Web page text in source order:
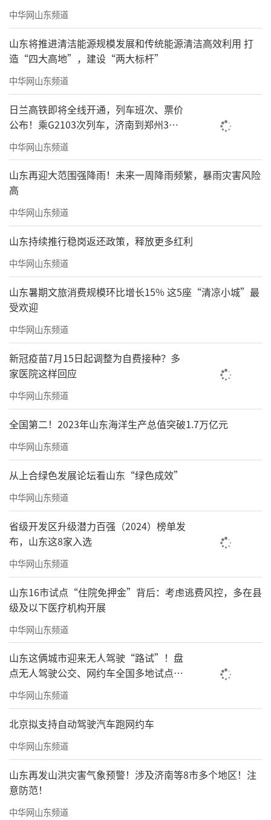
中华网山东频道
山东将推进清洁能源规模发展和传统能源清洁高效利用 打
造“四大高地”，建设“两大标杆”
中华网山东频道
日兰高铁即将全线开通，列车班次、票价
公布！乘G2103次列车，济南到郑州3小
时到达
中华网山东频道
山东再迎大范围强降雨！未来一周降雨频繁，暴雨灾害风险
高
中华网山东频道
山东持续推行稳岗返还政策，释放更多红利
中华网山东频道
山东暑期文旅消费规模环比增长15% 这5座“清凉小城”最
受欢迎
中华网山东频道
新冠疫苗7月15日起调整为自费接种？多
家医院这样回应
中华网山东频道
全国第二！2023年山东海洋生产总值突破1.7万亿元
中华网山东频道
从上合绿色发展论坛看山东“绿色成效”
中华网山东频道
省级开发区升级潜力百强（2024）榜单发
布，山东这8家入选
中华网山东频道
山东16市试点“住院免押金”背后：考虑逃费风控，多在县
级及以下医疗机构开展
中华网山东频道
山东这俩城市迎来无人驾驶“路试”！盘
点无人驾驶公交、网约车全国多地试点之
路
中华网山东频道
北京拟支持自动驾驶汽车跑网约车
中华网山东频道
山东再发山洪灾害气象预警！涉及济南等8市多个地区！注
意防范！
中华网山东频道